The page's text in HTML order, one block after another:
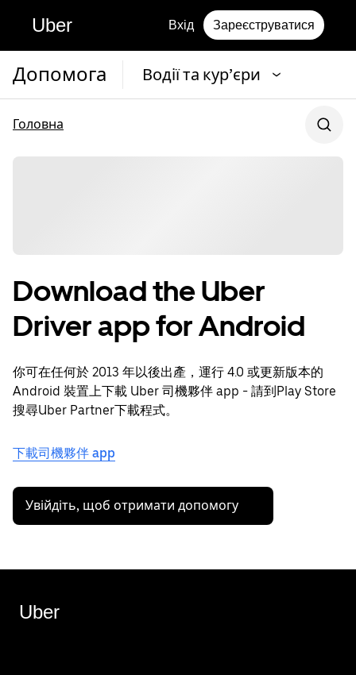
Uber Вхід Зареєструватися
Допомога Водії та кур’єри
Головна
Download the Uber
Driver app for Android
你可在任何於 2013 年以後出產，運行 4.0 或更新版本的
Android 裝置上下載 Uber 司機夥伴 app - 請到Play Store
搜尋Uber Partner下載程式。
下載司機夥伴 app
Увійдіть, щоб отримати допомогу
Uber